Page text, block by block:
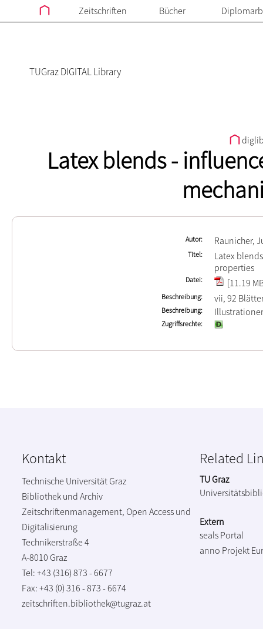
Zeitschriften Bücher
TUGraz DIGITAL Library
Latex blends -
Autor Raunicher,
Titel
Latex
properties
Datei [11.19
Beschreibung vii, 92
Beschreibung
Zugriffsrechte
Kontakt
Technische Universität Graz
Bibliothek und Archiv
Zeitschriftenmanagement, Open Access und
Digitalisierung
Technikerstraße 4
A-8010 Graz
Tel: +43 (316) 873 - 6677
Fax: +43 (0) 316 - 873 - 6674
zeitschriften.bibliothek@tugraz.at
Related
TU Graz
Extern
seals Portal
anno Projekt